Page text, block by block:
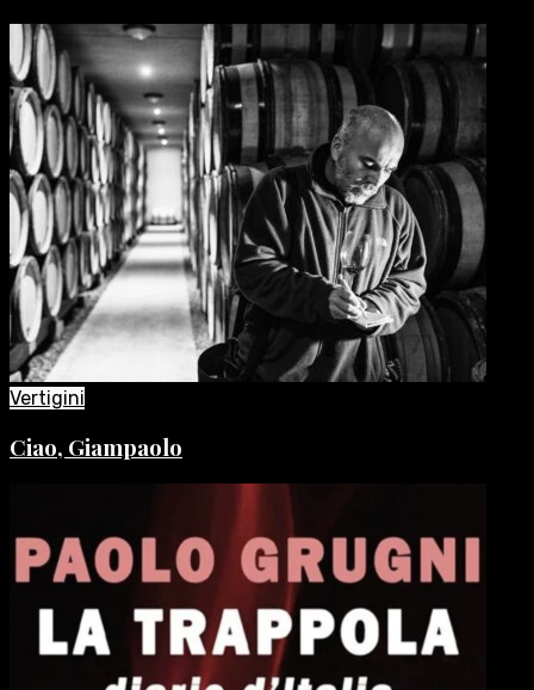
Vertigini
Ciao, Giampaolo